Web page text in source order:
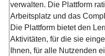
verwalten. Die Plattform
Arbeitsplatz und das
Die Plattform bietet den
Aktivitäten, für die sie
Ihnen, für alle Nutzenden